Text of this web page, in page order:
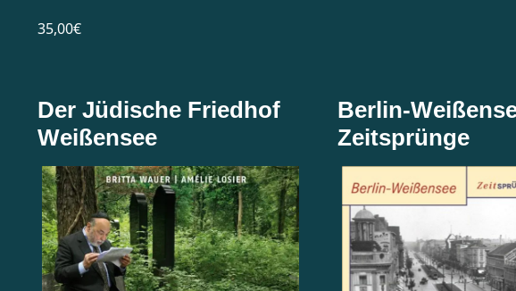
35,00€
Der Jüdische Friedhof
Weißensee
Berlin-
Zeitsprünge